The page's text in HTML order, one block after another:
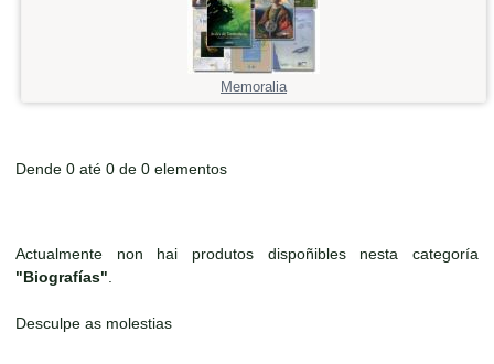
Memoralia
Dende 0 até 0 de 0 elementos
Actualmente non hai produtos dispoñibles nesta categoría
"Biografías"
Desculpe as molestias